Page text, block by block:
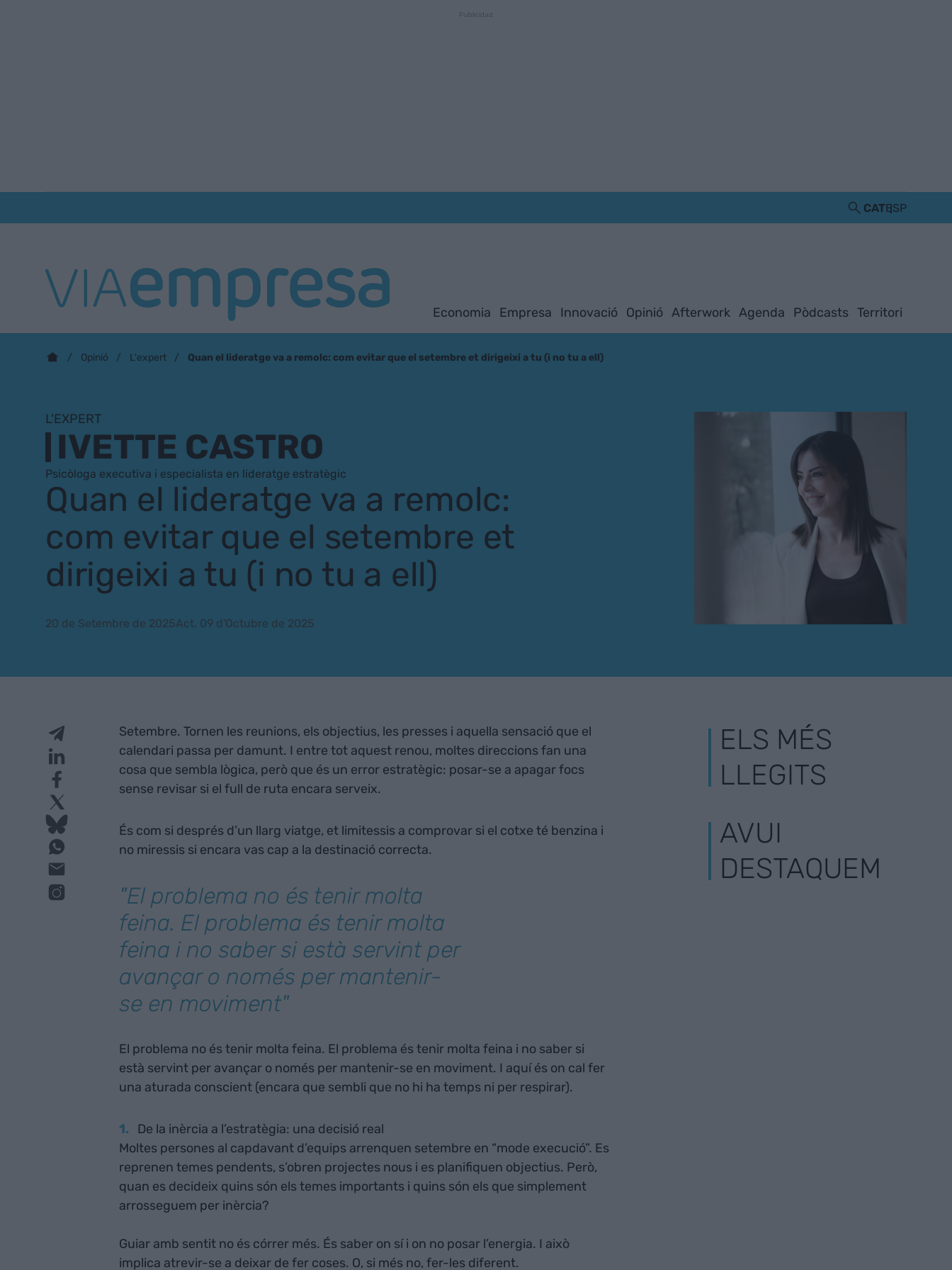
CATESP
Economia Empresa Innovació Opinió Afterwork Agenda Pòdcasts Territori
Opinió L'expert Quan el lideratge va a remolc: com evitar que el setembre et dirigeixi a tu (i no tu a ell)
L'EXPERT
IVETTE CASTRO
Psicòloga executiva i especialista en lideratge estratègic
Quan el lideratge va a remolc:
com evitar que el setembre et
dirigeixi a tu (i no tu a ell)
20 de Setembre de 2025Act. 09 d'Octubre de 2025
Setembre. Tornen les reunions, els objectius, les presses i aquella sensació que el
calendari passa per damunt. I entre tot aquest renou, moltes direccions fan una
cosa que sembla lògica, però que és un error estratègic: posar-se a apagar focs
sense revisar si el full de ruta encara serveix.
És com si després d’un llarg viatge, et limitessis a comprovar si el cotxe té benzina i
no miressis si encara vas cap a la destinació correcta.
"El problema no és tenir molta
feina. El problema és tenir molta
feina i no saber si està servint per
avançar o només per mantenir-
se en moviment"
El problema no és tenir molta feina. El problema és tenir molta feina i no saber si
està servint per avançar o només per mantenir-se en moviment. I aquí és on cal fer
una aturada conscient (encara que sembli que no hi ha temps ni per respirar).
De la inèrcia a l’estratègia: una decisió real
Moltes persones al capdavant d’equips arrenquen setembre en “mode execució”. Es
reprenen temes pendents, s’obren projectes nous i es planifiquen objectius. Però,
quan es decideix quins són els temes importants i quins són els que simplement
arrosseguem per inèrcia?
Guiar amb sentit no és córrer més. És saber on sí i on no posar l’energia. I això
implica atrevir-se a deixar de fer coses. O, si més no, fer-les diferent.
ELS MÉS
LLEGITS
AVUI
DESTAQUEM